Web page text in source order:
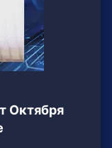
Октября